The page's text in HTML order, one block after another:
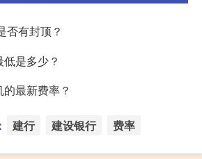
否有封顶？
是多少？
最新费率？
建行 建设银行 费率